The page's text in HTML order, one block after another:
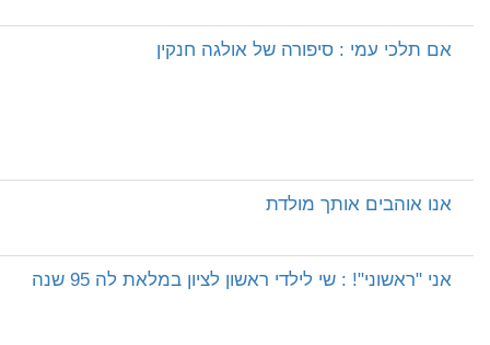
אם תלכי עמי : סיפורה של אולגה חנקין
אנו אוהבים אותך מולדת
אני "ראשוני"! : שי לילדי ראשון לציון במלאת לה 95 שנה